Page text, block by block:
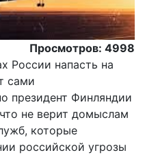
Просмотров: 4998
России напасть на
сами
президент Финляндии
не верит домыслам
которые
российской угрозы